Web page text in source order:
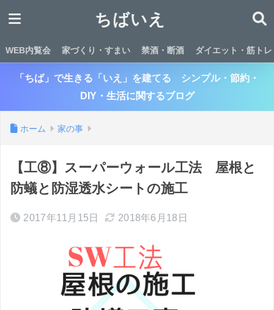
ちばいえ
WEB内覧会 家づくり・すまい 禁酒・断酒 ダイエット・筋トレ
「ちば」で生きる「いえ」を建てる シンプル・節約・
DIY・生活に関するブログ
ホーム 家の事
【工⑧】スーパーウォール工法 屋根と
防蟻と防湿透水シートの施工
2017年11月15日 2018年6月18日